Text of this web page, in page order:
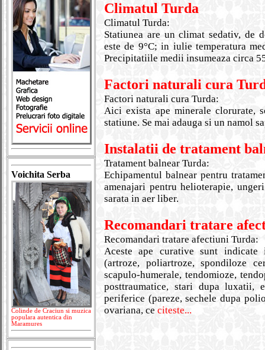
Voichita Serba
Colinde de Craciun si muzica
populara autentica din
Maramures
Climatul Turda
Climatul Turda:
Statiunea are un climat sedativ, de
este de 9°C; in iulie temperatura
Precipitatiile medii insumeaza circa
Factori naturali cura
Factori naturali cura Turda:
Aici exista ape minerale clorurate,
statiune. Se mai adauga si un namol
Instalatii de tratament
Tratament balnear Turda:
Echipamentul balnear pentru
amenajari pentru helioterapie,
sarata in aer liber.
Recomandari tratare
Recomandari tratare afectiuni Turda:
Aceste ape curative sunt indicate
(artroze, poliartroze, spondiloze
scapulo-humerale, tendomioze,
posttraumatice, stari dupa luxatii,
periferice (pareze, sechele dupa
ovariana, ce citeste...